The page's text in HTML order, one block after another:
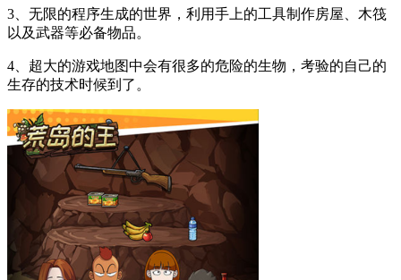
3、无限的程序生成的世界，利用手上的工具制作房屋、木筏
以及武器等必备物品。
4、超大的游戏地图中会有很多的危险的生物，考验的自己的
生存的技术时候到了。